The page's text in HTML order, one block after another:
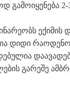
გამოიყენება
ექიმის
დიდი
გარეშე